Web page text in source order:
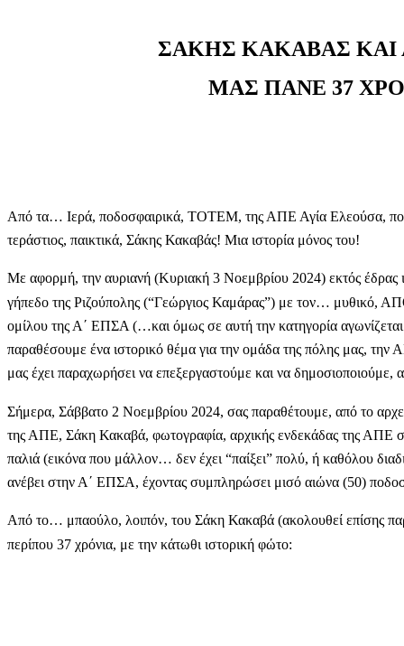
ΣΑΚΗΣ ΚΑΚΑΒΑΣ ΚΑΙ
ΜΑΣ ΠΑΝΕ 37
Από τα… Ιερά, ποδοσφαιρικά, ΤΟΤΕΜ, της ΑΠΕ Αγία Ελεούσα,
τεράστιος, παικτικά, Σάκης Κακαβάς! Μια ιστορία μόνος του!
Με αφορμή, την αυριανή (Κυριακή 3 Νοεμβρίου 2024) εκτός
γήπεδο της Ριζούπολης (“Γεώργιος Καμάρας”) με τον…
ομίλου της Α΄ ΕΠΣΑ (…και όμως σε αυτή την κατηγορία αγωνίζεται
παραθέσουμε ένα ιστορικό θέμα για την ομάδα της πόλης μας,
μας έχει παραχωρήσει να επεξεργαστούμε και να δημοσιοποιούμε,
Σήμερα, Σάββατο 2 Νοεμβρίου 2024, σας παραθέτουμε, από το
της ΑΠΕ, Σάκη Κακαβά, φωτογραφία, αρχικής ενδεκάδας της ΑΠΕ
παλιά (εικόνα που μάλλον… δεν έχει “παίξει” πολύ, ή καθόλου
ανέβει στην Α΄ ΕΠΣΑ, έχοντας συμπληρώσει μισό αιώνα (50)
Από το… μπαούλο, λοιπόν, του Σάκη Κακαβά (ακολουθεί επίσης
περίπου 37 χρόνια, με την κάτωθι ιστορική φώτο: